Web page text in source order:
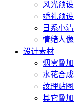
风光预设
婚礼预设
日系小
情绪人
设计素材
烟雾叠
水花合
纹理贴
其它叠